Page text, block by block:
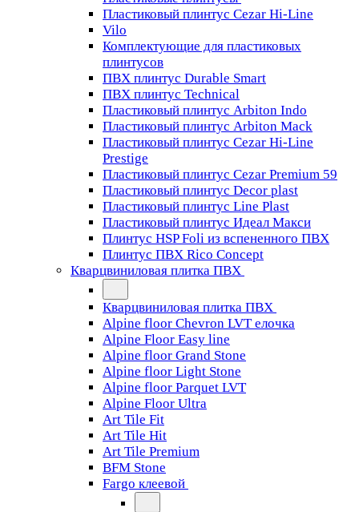
Пластиковый плинтус Cezar Hi-Line
Vilo
Комплектующие для пластиковых
плинтусов
ПВХ плинтус Durable Smart
ПВХ плинтус Technical
Пластиковый плинтус Arbiton Indo
Пластиковый плинтус Arbiton Mack
Пластиковый плинтус Cezar Hi-Line
Prestige
Пластиковый плинтус Cezar Premium 59
Пластиковый плинтус Decor plast
Пластиковый плинтус Line Plast
Пластиковый плинтус Идеал Макси
Плинтус HSP Foli из вспененного ПВХ
Плинтус ПВХ Rico Concept
Кварцвиниловая плитка ПВХ
Кварцвиниловая плитка ПВХ
Alpine floor Chevron LVT елочка
Alpine Floor Easy line
Alpine floor Grand Stone
Alpine floor Light Stone
Alpine floor Parquet LVT
Alpine Floor Ultra
Art Tile Fit
Art Tile Hit
Art Tile Premium
BFM Stone
Fargo клеевой